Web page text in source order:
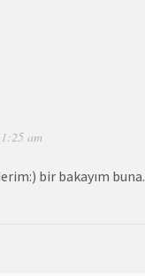
am
bir bakayım buna.